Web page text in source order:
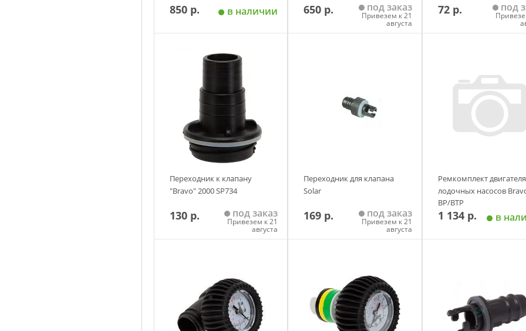
850 р. в наличии
Добавить в корзину
650 р. под заказ
Привезем к 21
августа
72 р. под
Переходник к клапану
"Bravo" 2000 SP734
130 р. под заказ
Привезем к 21
августа
Переходник для клапана
Solar
169 р. под заказ
Привезем к 21
августа
Ремкомплект
лодочных насосов
ВР/ВТР
1 134 р. в